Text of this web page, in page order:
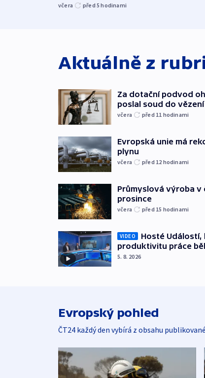
včera před 5hodinami
Aktuálně z
Za dotační podvod
poslal soud do
včera před 11 hodinami
Evropská unie má
plynu
včera před 12 hodinami
Průmyslová výroba
prosince
včera před 15 hodinami
VIDEO
Hosté
produktivitu práce
5. 8. 2026
Evropský pohled
ČT24 každý den vybírá z obsahu